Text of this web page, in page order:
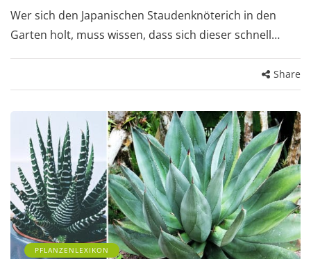
Wer sich den Japanischen Staudenknöterich in den
Garten holt, muss wissen, dass sich dieser schnell…
Share
PFLANZENLEXIKON